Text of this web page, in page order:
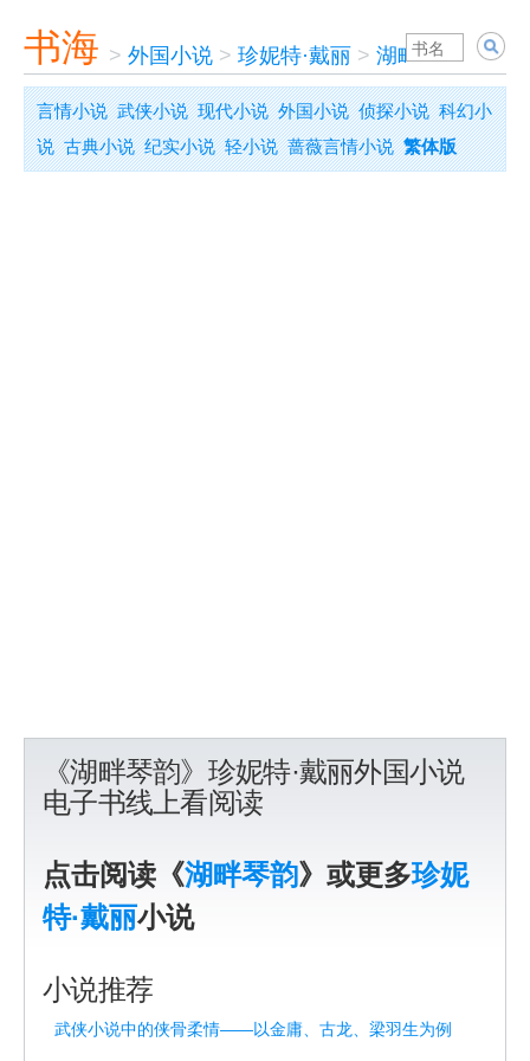
书海 > 外国小说 > 珍妮特·戴丽 > 湖畔琴韵
言情小说 武侠小说 现代小说 外国小说 侦探小说 科幻小
说 古典小说 纪实小说 轻小说 蔷薇言情小说 繁体版
《湖畔琴韵》珍妮特·戴丽外国小说
电子书线上看阅读
点击阅读《湖畔琴韵》或更多珍妮
特·戴丽小说
小说推荐
武侠小说中的侠骨柔情——以金庸、古龙、梁羽生为例